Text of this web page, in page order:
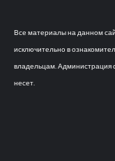
Все материалы на данном
исключительно в
владельцам. Администрация
несет.